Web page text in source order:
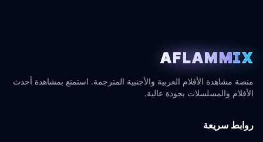
AFLAMMIX
منصة مشاهدة الأفلام العربية والأجنبية المترجمة. استمتع بمشاهدة أحدث
الأفلام والمسلسلات بجودة عالية.
روابط سريعة